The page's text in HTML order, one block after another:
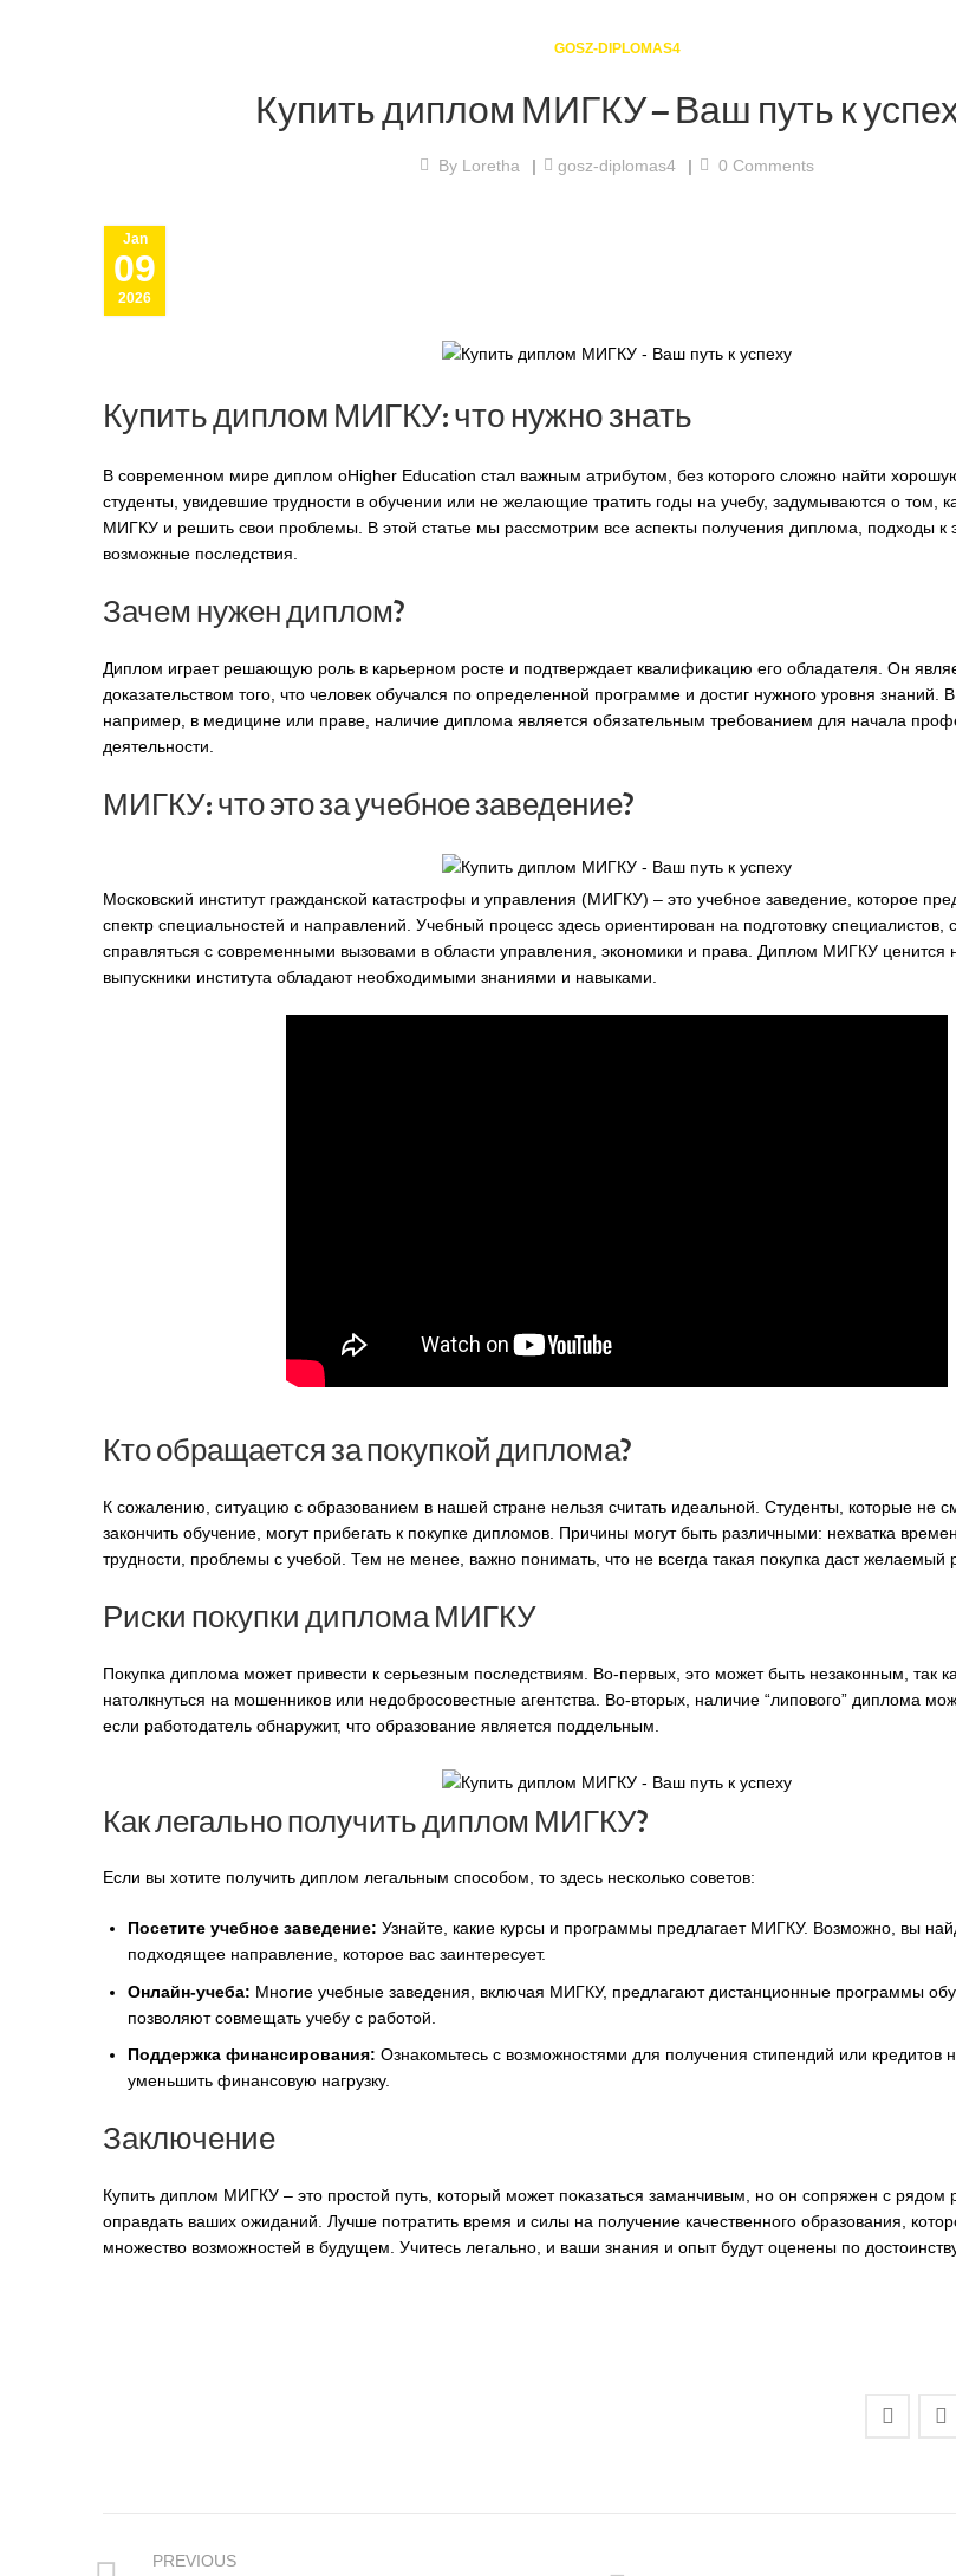
GOSZ-DIPLOMAS4
Купить диплом МИГКУ – Ваш путь к
By Loretha gosz-diplomas4 0 Comments
09
Jan
2026
Купить диплом МИГКУ: что нужно знать
В современном мире диплом оHigher Education стал важным атрибутом, без которого сложно найти
студенты, увидевшие трудности в обучении или не желающие тратить годы на учебу, задумываются о том,
МИГКУ и решить свои проблемы. В этой статье мы рассмотрим все аспекты получения диплома, подходы к
возможные последствия.
Зачем нужен диплом?
Диплом играет решающую роль в карьерном росте и подтверждает квалификацию его обладателя. Он
доказательством того, что человек обучался по определенной программе и достиг нужного уровня знаний.
например, в медицине или праве, наличие диплома является обязательным требованием для начала
деятельности.
МИГКУ: что это за учебное заведение?
Московский институт гражданской катастрофы и управления (МИГКУ) – это учебное заведение, которое
спектр специальностей и направлений. Учебный процесс здесь ориентирован на подготовку специалистов,
справляться с современными вызовами в области управления, экономики и права. Диплом МИГКУ ценится
выпускники института обладают необходимыми знаниями и навыками.
Кто обращается за покупкой диплома?
К сожалению, ситуацию с образованием в нашей стране нельзя считать идеальной. Студенты, которые не
закончить обучение, могут прибегать к покупке дипломов. Причины могут быть различными: нехватка
трудности, проблемы с учебой. Тем не менее, важно понимать, что не всегда такая покупка даст желаемый
Риски покупки диплома МИГКУ
Покупка диплома может привести к серьезным последствиям. Во-первых, это может быть незаконным, так
натолкнуться на мошенников или недобросовестные агентства. Во-вторых, наличие “липового” диплома
если работодатель обнаружит, что образование является поддельным.
Как легально получить диплом МИГКУ?
Если вы хотите получить диплом легальным способом, то здесь несколько советов:
Посетите учебное заведение: Узнайте, какие курсы и программы предлагает МИГКУ. Возможно, вы
подходящее направление, которое вас заинтересует.
Онлайн-учеба: Многие учебные заведения, включая МИГКУ, предлагают дистанционные программы
позволяют совмещать учебу с работой.
Поддержка финансирования: Ознакомьтесь с возможностями для получения стипендий или кредитов
уменьшить финансовую нагрузку.
Заключение
Купить диплом МИГКУ – это простой путь, который может показаться заманчивым, но он сопряжен с рядом
оправдать ваших ожиданий. Лучше потратить время и силы на получение качественного образования,
множество возможностей в будущем. Учитесь легально, и ваши знания и опыт будут оценены по
PREVIOUS